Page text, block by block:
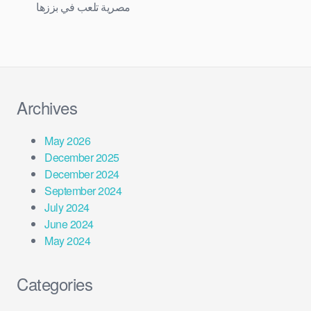
مصرية تلعب في بززها
Archives
May 2026
December 2025
December 2024
September 2024
July 2024
June 2024
May 2024
Categories